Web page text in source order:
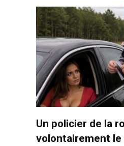
Un policier de la
volontairement le